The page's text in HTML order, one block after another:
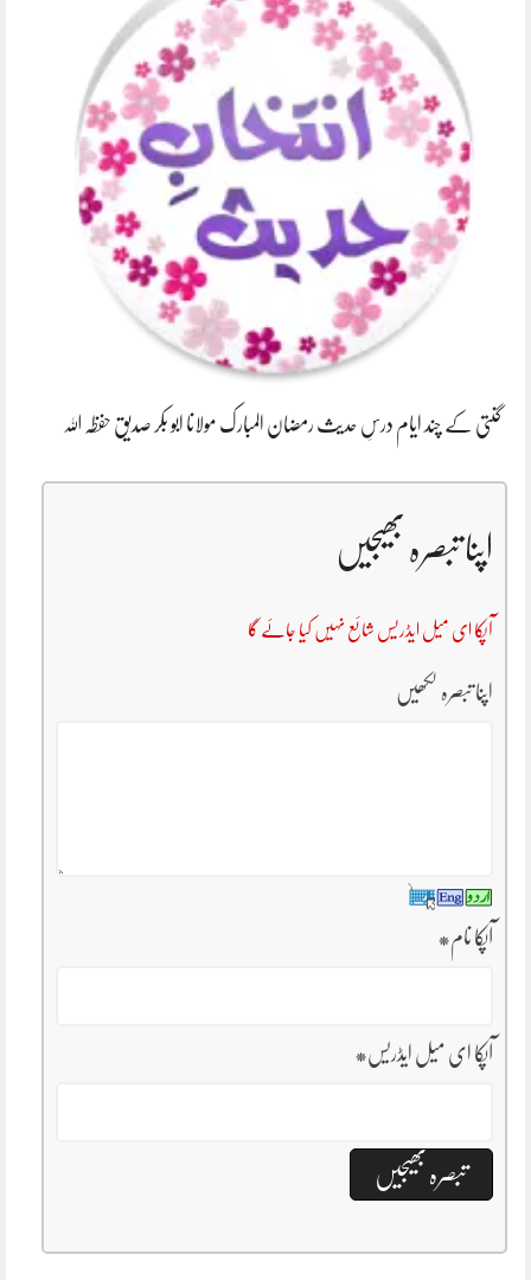
گنتی کے چند ایام درسِ حدیث رمضان المبارک مولانا ابو بکر صدیق حفظہ اللہ
اپنا تبصرہ بھیجیں
آپکا ای میل ایڈریس شائع نہیں کیا جائے گا
اپنا تبصرہ لکھیں
آپکا نام*
آپکا ای میل ایڈریس*